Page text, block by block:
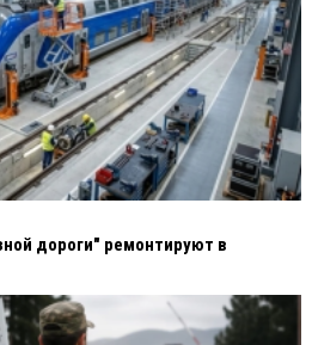
дороги" ремонтируют в